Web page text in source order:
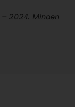
2024. Minden